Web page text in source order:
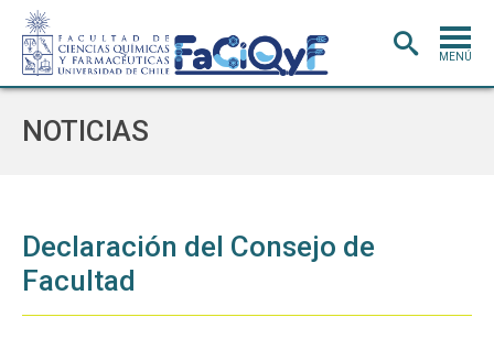
MENÚ
POSTGRADO
EXTENSIÓNY VINCULACIÓN
NOTICIAS
Declaración del Consejo de
Facultad